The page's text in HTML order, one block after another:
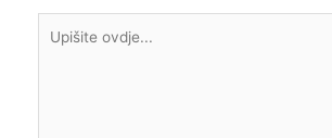
ovdje...